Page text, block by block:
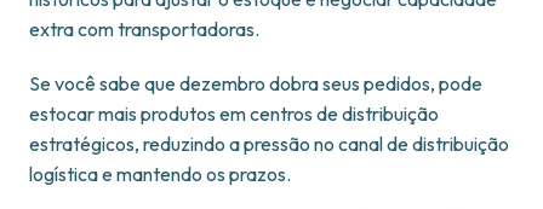
extra com transportadoras.
Se você sabe que dezembro dobra seus pedidos, pode
estocar mais produtos em centros de distribuição
estratégicos, reduzindo a pressão no canal de distribuição
logística e mantendo os prazos.